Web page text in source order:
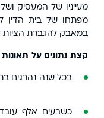
מעייניו של המעסיק
מפתחו של בית הדין
במאבק להגברת הציות
קצת נתונים על
בכל שנה נהרגים
כשבעים אלף